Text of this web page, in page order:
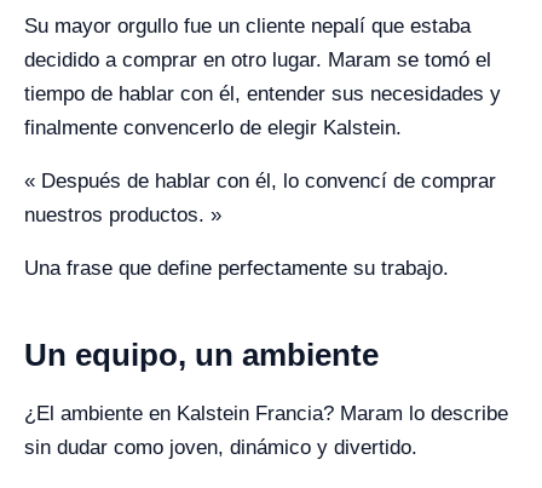
Su mayor orgullo fue un cliente nepalí que estaba
decidido a comprar en otro lugar. Maram se tomó el
tiempo de hablar con él, entender sus necesidades y
finalmente convencerlo de elegir Kalstein.
« Después de hablar con él, lo convencí de comprar
nuestros productos. »
Una frase que define perfectamente su trabajo.
Un equipo, un ambiente
¿El ambiente en Kalstein Francia? Maram lo describe
sin dudar como joven, dinámico y divertido.